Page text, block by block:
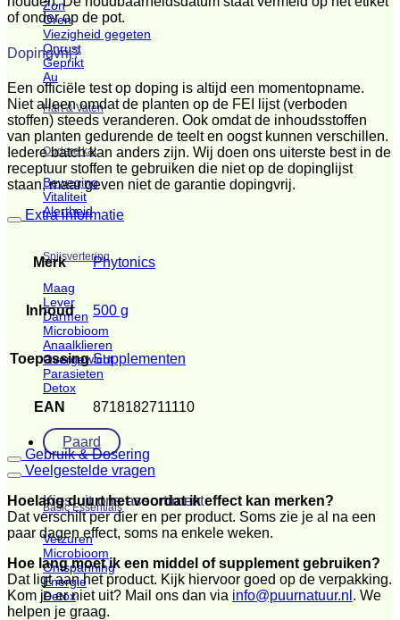
Zon
Oren
Viezigheid gegeten
Onrust
Geprikt
Au
Hart & Vaten
Oudere kat
Beweging
Vitaliteit
Alertheid
Spijsvertering
Maag
Lever
Darmen
Microbioom
Anaalklieren
Overgewicht
Parasieten
Detox
Paard
Kies uit ons assortiment
Basic Essentials
Vetzuren
Microbioom
Ontspanning
Energie
Detox
of onder op de pot.
Dopingvrij?
Een officiële test op doping is altijd een momentopname.
Niet alleen omdat de planten op de FEI lijst (verboden
stoffen) steeds veranderen. Ook omdat de inhoudsstoffen
van planten gedurende de teelt en oogst kunnen verschillen.
Iedere batch kan anders zijn. Wij doen ons uiterste best in de
receptuur stoffen te gebruiken die niet op de dopinglijst
staan, maar geven niet de garantie dopingvrij.
Extra informatie
Merk Phytonics
Inhoud 500 g
Toepassing Supplementen
EAN 8718182711110
Gebruik & Dosering
Veelgestelde vragen
Hoelang duurt het voordat ik effect kan merken?
Dat verschilt per dier en per product. Soms zie je al na een
paar dagen effect, soms na enkele weken.
Hoe lang moet ik een middel of supplement gebruiken?
Dat ligt aan het product. Kijk hiervoor goed op de verpakking.
Kom je er niet uit? Mail ons dan via info@puurnatuur.nl . We
helpen je graag.